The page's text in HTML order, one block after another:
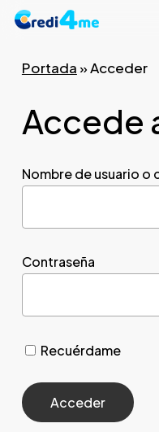
Skip
mainPortada»Acceder
Accede
Nombre de usuario
Contraseña
Recuérdame